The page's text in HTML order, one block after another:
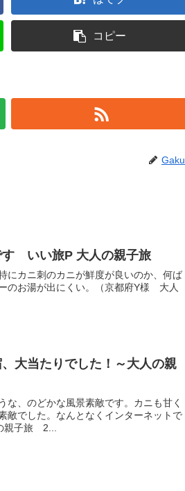
コピー
Gaku
す いい旅P 大人の親子旅
にカニ刺のカニが鮮度が良いのか、何ば
のお湯が出にくい。（京都府Y様 大人
大当たりでした！～大人の親
、のどかな風景素敵です。カニも甘く
敵でした。なんとなくインターネットで
親子旅 2...